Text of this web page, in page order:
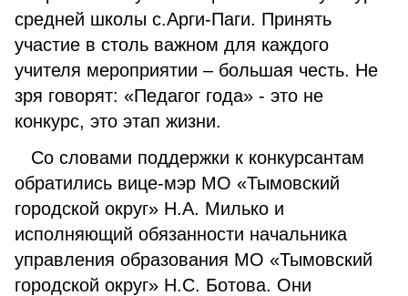
средней школы с.Арги-Паги. Принять
участие в столь важном для каждого
учителя мероприятии – большая честь. Не
зря говорят: «Педагог года» - это не
конкурс, это этап жизни.
Со словами поддержки к конкурсантам
обратились вице-мэр МО «Тымовский
городской округ» Н.А. Милько и
исполняющий обязанности начальника
управления образования МО «Тымовский
городской округ» Н.С. Ботова. Они